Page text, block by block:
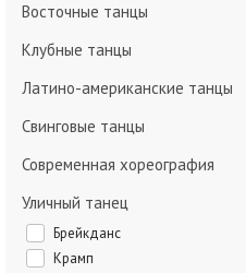
Восточные танцы
Клубные танцы
Латино-американские танцы
Свинговые танцы
Современная хореография
Уличный танец
Брейкданс
Крамп